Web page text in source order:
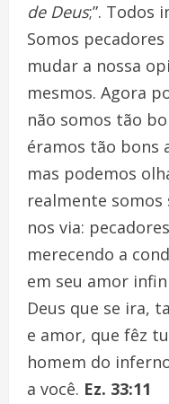
de Deus;”. Todos
Somos
mudar a nossa
mesmos. Agora
não somos tão
éramos tão bons
mas podemos
realmente somos
nos via:
merecendo a
em seu amor
Deus que se ira,
e amor, que fêz
homem do
a você. Ez. 33:11